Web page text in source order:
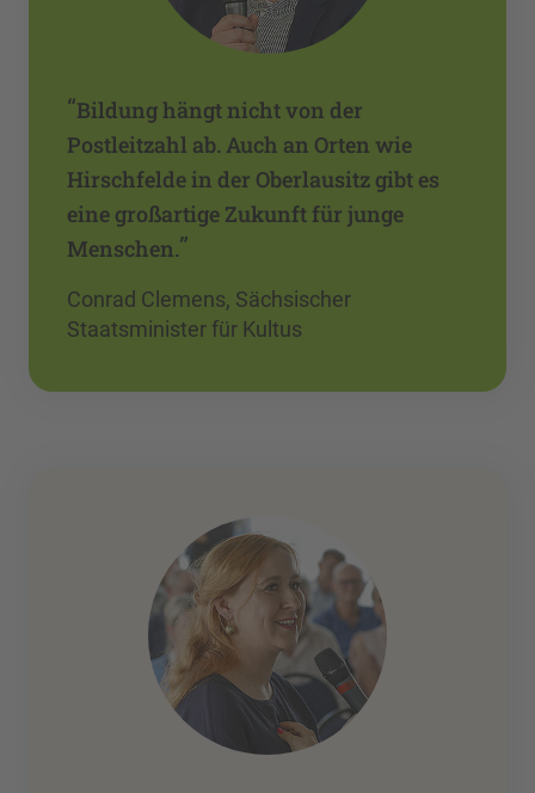
“Bildung hängt nicht von der
Postleitzahl ab. Auch an Orten wie
Hirschfelde in der Oberlausitz gibt es
eine großartige Zukunft für junge
Menschen.”
Conrad Clemens, Sächsischer
Staatsminister für Kultus